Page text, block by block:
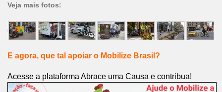
Veja mais fotos:
E agora, que tal apoiar o Mobilize Brasil?
Acesse a plataforma Abrace uma Causa e contribua!